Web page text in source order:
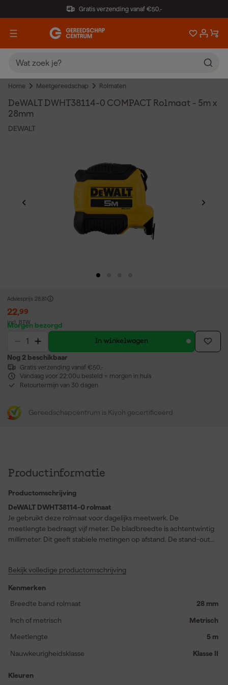
Gratis verzending vanaf €50,-
Home Meetgereedschap Rolmaten
DeWALT DWHT38114-0 COMPACT Rolmaat - 5m x
28mm
DEWALT
Adviesprijs 28,81
22,99
incl. BTW
Morgen bezorgd
In winkelwagen
Nog 2 beschikbaar
Gratis verzending vanaf €50,-
Vandaag voor 22:00u besteld = morgen in huis
Retourtermijn van 30 dagen
Gereedschapcentrum is Kiyoh gecertificeerd
Productinformatie
Productomschrijving
DeWALT DWHT38114-0 rolmaat
Je gebruikt deze rolmaat voor dagelijks meetwerk. De
meetlengte bedraagt vijf meter. De bladbreedte is achtentwintig
millimeter. Dit geeft stabiele metingen op afstand. De stand-out
gecontroleerd en betrouwbaar. Je zet de band eenvoudig vast.
werkplek. Het ergonomische ontwerp ligt prettig in je hand.
Hierdoor werk je comfortabel tijdens meten. Het blad heeft een
gebruik. Je behoudt duidelijke afleesbaarheid van maten. De
rolmaat is geschikt voor binnenwerk. Ook gebruik op locatie
De balans ondersteunt gecontroleerd werken. Zo meet je
Bekijk volledige productomschrijving
Kenmerken
Breedte band rolmaat
28 mm
Inch of metrisch Metrisch
Meetlengte 5 m
Nauwkeurigheidsklasse Klasse II
Kleuren